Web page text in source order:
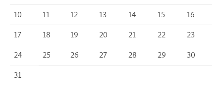
10
11 12 13 14 15
16
17
18 19 20 21 22
23
24
25 26 27 28 29
30
31